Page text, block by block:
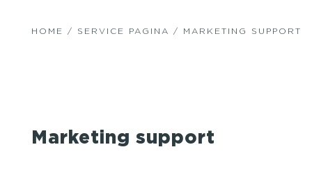
HOME / SERVICE PAGINA / MARKETING SUPPORT
Marketing support